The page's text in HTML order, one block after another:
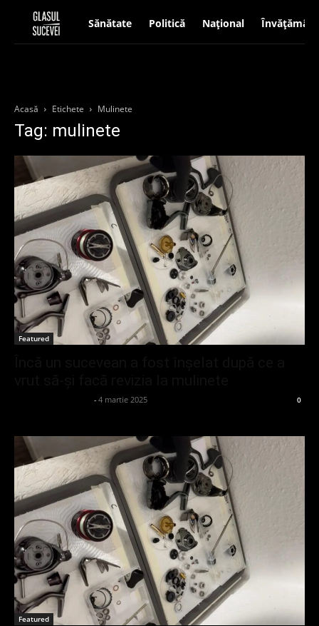
Sănătate Politică Național Învățământ
Acasă Etichete Mulinete
Tag: mulinete
Featured
- 4 martie 2025 0
Featured